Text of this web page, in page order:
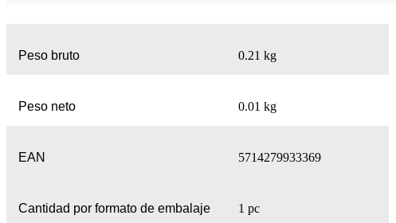
Peso bruto 0.21 kg
Peso neto 0.01 kg
EAN 5714279933369
Cantidad por formato de embalaje 1 pc